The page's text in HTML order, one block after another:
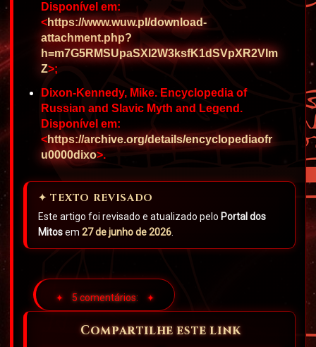
Disponível em:
<https://www.wuw.pl/download-
attachment.php?
h=m7G5RMSUpaSXl2W3ksfK1dSVpXR2VIm
Z>;
Dixon-Kennedy, Mike. Encyclopedia of
Russian and Slavic Myth and Legend.
Disponível em:
<https://archive.org/details/encyclopediaofr
u0000dixo>.
✦ TEXTO REVISADO
Este artigo foi revisado e atualizado pelo Portal dos
Mitosem 27 de junho de 2026
5 comentários:
Compartilhe este link